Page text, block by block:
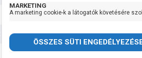
100 méter
27 méteren 250
Lexan 141-R
MARKETING
A marketing cookie-k a látogatók követésére